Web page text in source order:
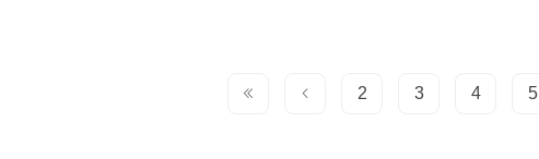
2 3 4 5